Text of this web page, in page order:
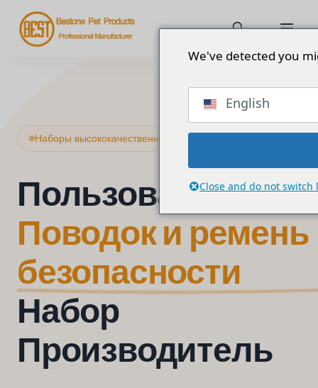
Наборы высококачественных шлейки и поводка для собак
Поводок и ремень
безопасности
Набор
Производитель
We've detected you
English
Close and do not switch